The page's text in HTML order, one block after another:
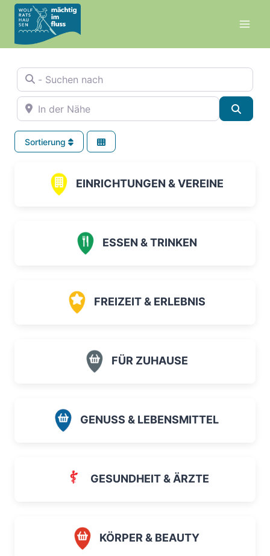
Zum
Inhalt
springen
- Suchen nach
In der Nähe
Sortierung
EINRICHTUNGEN & VEREINE
ESSEN & TRINKEN
FREIZEIT & ERLEBNIS
FÜR ZUHAUSE
GENUSS & LEBENSMITTEL
GESUNDHEIT & ÄRZTE
KÖRPER & BEAUTY